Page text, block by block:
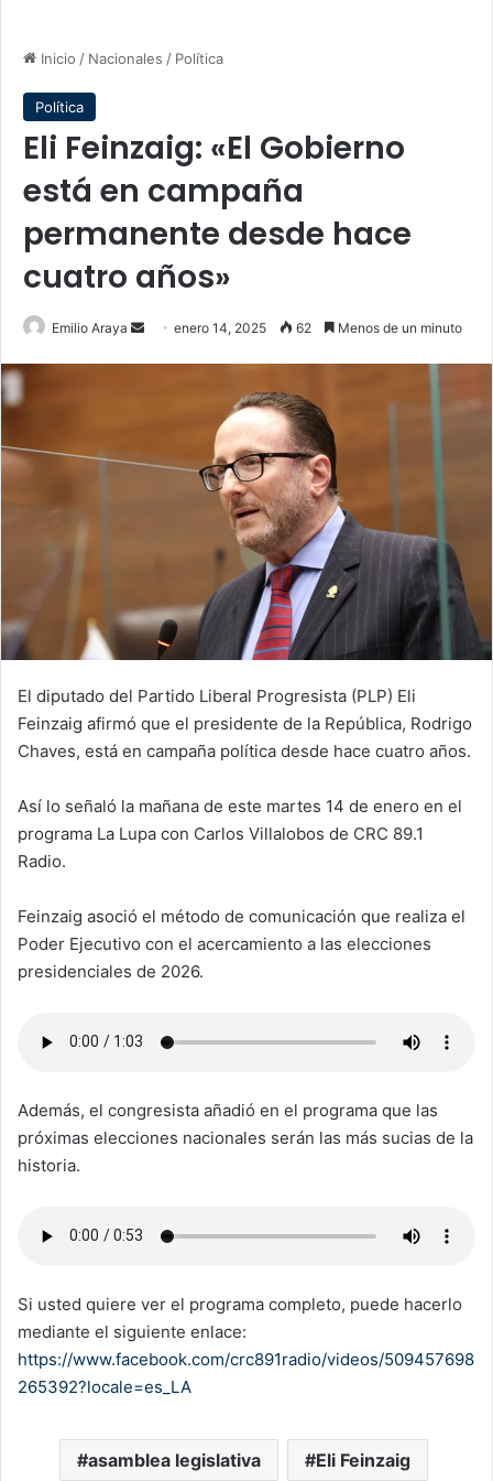
Inicio / Nacionales / Política
Política
Eli Feinzaig: «El Gobierno
está en campaña
permanente desde hace
cuatro años»
Emilio Araya
Sendenero 14, 2025 62 Menos de un minuto
El diputado del Partido Liberal Progresista (PLP) Eli
Feinzaig afirmó que el presidente de la República, Rodrigo
Chaves, está en campaña política desde hace cuatro años.
Así lo señaló la mañana de este martes 14 de enero en el
programa La Lupa con Carlos Villalobos de CRC 89.1
Radio.
Feinzaig asoció el método de comunicación que realiza el
Poder Ejecutivo con el acercamiento a las elecciones
presidenciales de 2026.
Además, el congresista añadió en el programa que las
próximas elecciones nacionales serán las más sucias de la
historia.
Si usted quiere ver el programa completo, puede hacerlo
mediante el siguiente enlace:
https://www.facebook.com/crc891radio/videos/509457698
265392?locale=es_LA
asamblea legislativa Eli Feinzaig